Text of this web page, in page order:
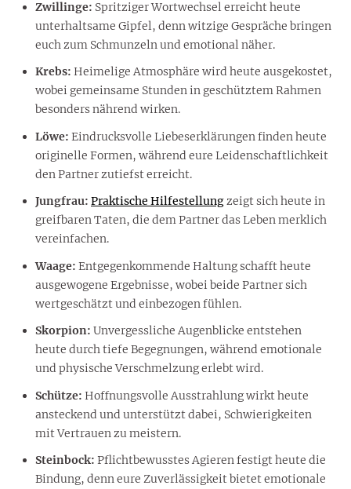
Zwillinge: Spritziger Wortwechsel erreicht heute
unterhaltsame Gipfel, denn witzige Gespräche bringen
euch zum Schmunzeln und emotional näher.
Krebs: Heimelige Atmosphäre wird heute ausgekostet,
wobei gemeinsame Stunden in geschütztem Rahmen
besonders nährend wirken.
Löwe: Eindrucksvolle Liebeserklärungen finden heute
originelle Formen, während eure Leidenschaftlichkeit
den Partner zutiefst erreicht.
Jungfrau: Praktische Hilfestellungzeigt sich heute in
greifbaren Taten, die dem Partner das Leben merklich
vereinfachen.
Waage: Entgegenkommende Haltung schafft heute
ausgewogene Ergebnisse, wobei beide Partner sich
wertgeschätzt und einbezogen fühlen.
Skorpion: Unvergessliche Augenblicke entstehen
heute durch tiefe Begegnungen, während emotionale
und physische Verschmelzung erlebt wird.
Schütze: Hoffnungsvolle Ausstrahlung wirkt heute
ansteckend und unterstützt dabei, Schwierigkeiten
mit Vertrauen zu meistern.
Steinbock: Pflichtbewusstes Agieren festigt heute die
Bindung, denn eure Zuverlässigkeit bietet emotionale